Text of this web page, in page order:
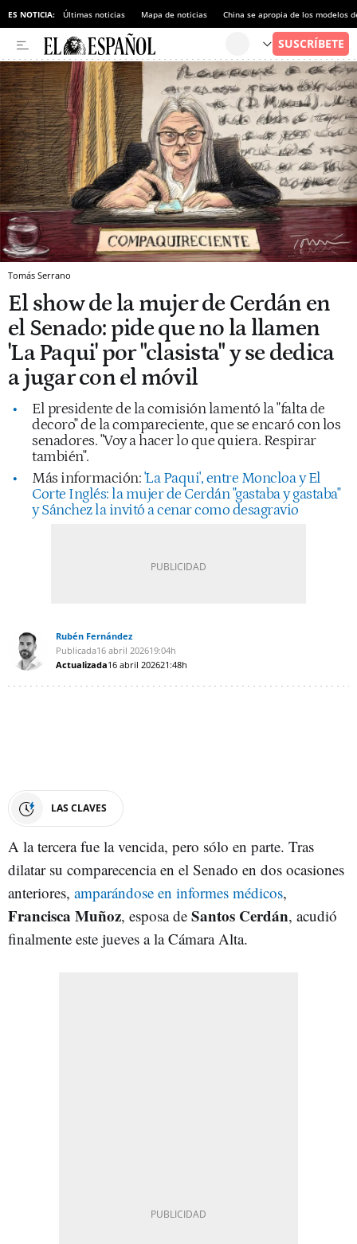
ES NOTICIA: Últimas noticias Mapa de noticias China se apropia de los modelos
Tomás Serrano
El show de la mujer de Cerdán en
el Senado: pide que no la llamen
'La Paqui' por "clasista" y se dedica
a jugar con el móvil
El presidente de la comisión lamentó la "falta de
decoro" de la compareciente, que se encaró con los
senadores. "Voy a hacer lo que quiera. Respirar
también".
Más información:'La Paqui', entre Moncloa y El
Corte Inglés: la mujer de Cerdán "gastaba y gastaba"
y Sánchez la invitó a cenar como desagravio
Rubén Fernández
Publicada16 abril 202619:04h
Actualizada16 abril 202621:48h
LAS CLAVES
A la tercera fue la vencida, pero sólo en parte. Tras
dilatar su comparecencia en el Senado en dos ocasiones
anteriores, amparándose en informes médicos,
Francisca Muñoz, esposa de Santos Cerdán, acudió
finalmente este jueves a la Cámara Alta.